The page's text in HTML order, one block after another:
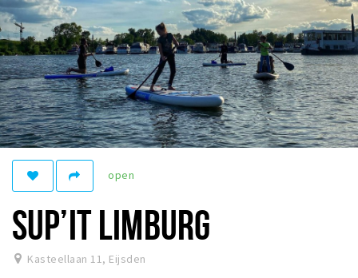
Eten
Drinken
Slapen
Recreatief
Winkels
Winkelgebieden
Bezienswaardigheden
Musea, theaters & podia
open
SUP’IT LIMBURG
Kasteellaan 11, Eijsden